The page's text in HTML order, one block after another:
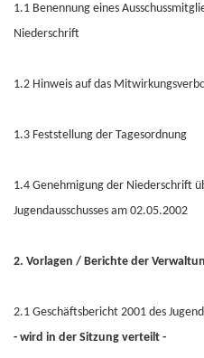
1.1 Benennung eines
Niederschrift
1.2 Hinweis auf das
1.3 Feststellung der Tagesordnung
1.4 Genehmigung der Niederschrift
Jugendausschusses am 02.05.2002
2. Vorlagen / Berichte der
2.1 Geschäftsbericht 2001 des
- wird in der Sitzung verteilt -